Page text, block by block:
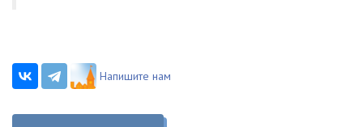
Напишите нам